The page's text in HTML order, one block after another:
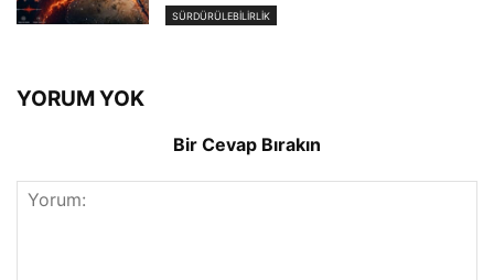
SÜRDÜRÜLEBILIRLIK
YORUM YOK
Bir Cevap Bırakın